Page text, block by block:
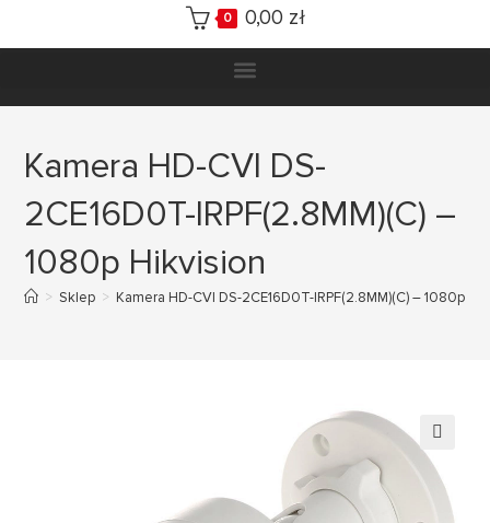
0 0,00 zł
Kamera HD-CVI DS-
2CE16D0T-IRPF(2.8MM)(C) –
1080p Hikvision
> Sklep > Kamera HD-CVI DS-2CE16D0T-IRPF(2.8MM)(C) – 1080p
🔍